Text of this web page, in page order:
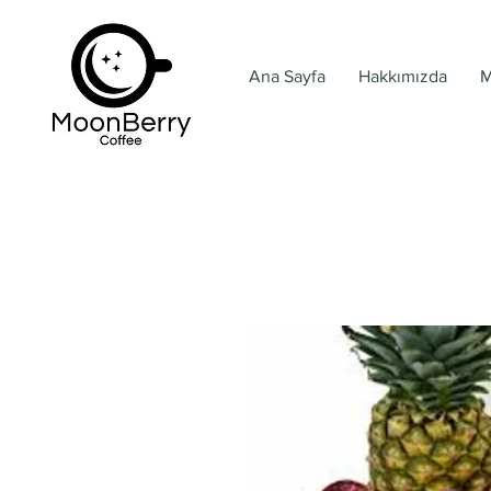
Ana Sayfa Hakkımızda